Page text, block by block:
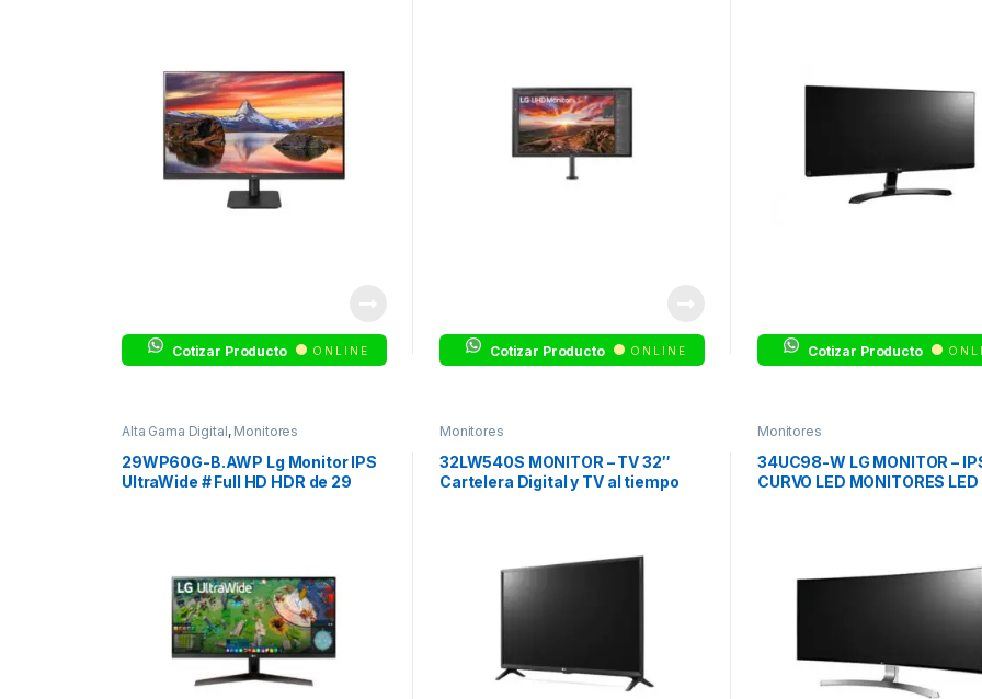
Cotizar Producto ONLINE Cotizar Producto ONLINE Cotizar Producto
Alta Gama Digital, Monitores
29WP60G-B.AWP Lg Monitor IPS
UltraWide # Full HD HDR de 29
Monitores
32LW540S MONITOR – TV 32″
Cartelera Digital y TV al tiempo
Monitores
34UC98-W LG MONITOR –
CURVO LED MONITORES LED